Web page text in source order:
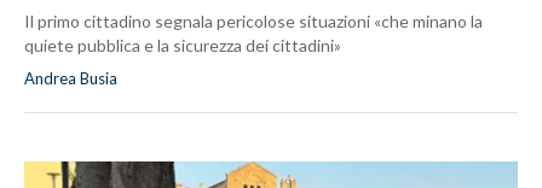
Il primo cittadino segnala pericolose situazioni «che minano la
quiete pubblica e la sicurezza dei cittadini»
Andrea Busia